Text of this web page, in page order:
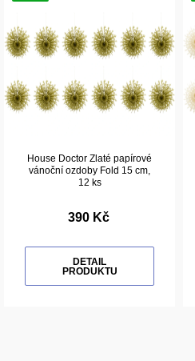
House Doctor Zlaté papírové
vánoční ozdoby Fold 15 cm,
12 ks
390 Kč
DETAIL
PRODUKTU